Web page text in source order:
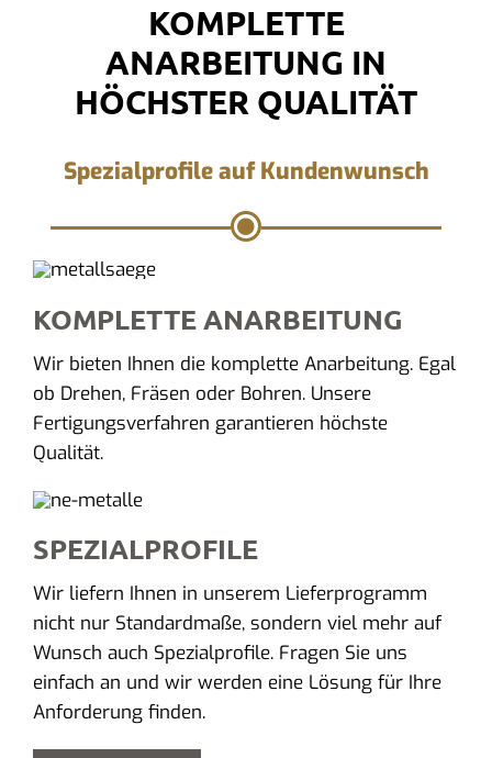
KOMPLETTE
ANARBEITUNG IN
HÖCHSTER QUALITÄT
Spezialprofile auf Kundenwunsch
KOMPLETTE ANARBEITUNG
Wir bieten Ihnen die komplette Anarbeitung. Egal
ob Drehen, Fräsen oder Bohren. Unsere
Fertigungsverfahren garantieren höchste
Qualität.
SPEZIALPROFILE
Wir liefern Ihnen in unserem Lieferprogramm
nicht nur Standardmaße, sondern viel mehr auf
Wunsch auch Spezialprofile. Fragen Sie uns
einfach an und wir werden eine Lösung für Ihre
Anforderung finden.